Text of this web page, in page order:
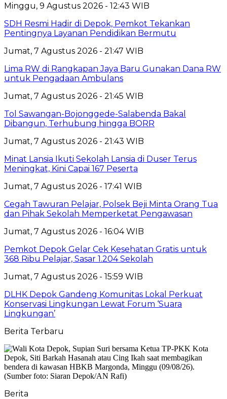
Minggu, 9 Agustus 2026 - 12:43 WIB
SDH Resmi Hadir di Depok, Pemkot Tekankan
Pentingnya Layanan Pendidikan Bermutu
Jumat, 7 Agustus 2026 - 21:47 WIB
Lima RW di Rangkapan Jaya Baru Gunakan Dana RW
untuk Pengadaan Ambulans
Jumat, 7 Agustus 2026 - 21:45 WIB
Tol Sawangan-Bojonggede-Salabenda Bakal
Dibangun, Terhubung hingga BORR
Jumat, 7 Agustus 2026 - 21:43 WIB
Minat Lansia Ikuti Sekolah Lansia di Duser Terus
Meningkat, Kini Capai 167 Peserta
Jumat, 7 Agustus 2026 - 17:41 WIB
Cegah Tawuran Pelajar, Polsek Beji Minta Orang Tua
dan Pihak Sekolah Memperketat Pengawasan
Jumat, 7 Agustus 2026 - 16:04 WIB
Pemkot Depok Gelar Cek Kesehatan Gratis untuk
368 Ribu Pelajar, Sasar 1.204 Sekolah
Jumat, 7 Agustus 2026 - 15:59 WIB
DLHK Depok Gandeng Komunitas Lokal Perkuat
Konservasi Lingkungan Lewat Forum ‘Suara
Lingkungan’
Berita Terbaru
Berita